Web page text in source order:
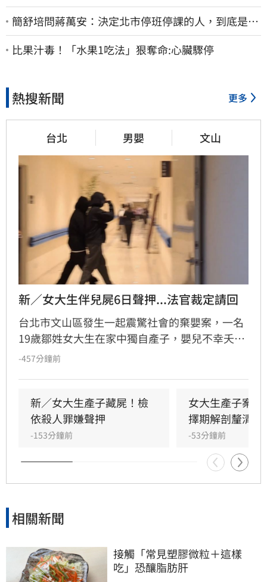
簡舒培問蔣萬安：決定北市停班停課的人，到底是台
北市長，還是氣象署？
比果汁毒！「水果1吃法」狠奪命:心臟驟停
熱搜新聞 更多
台北 男嬰 文山
新／女大生伴兒屍6日聲押...法官裁定請回
台北市文山區發生一起震驚社會的棄嬰案，一名
19歲鄒姓女大生在家中獨自產子，嬰兒不幸夭折
後，她竟將遺體藏於房內數日，直至飄散異味才
女雖涉犯殺人罪嫌重大，且有湮滅證據之虞遭檢
方聲請羈押，但台北地方法院審理後，認定其無
逃亡之虞，裁定無保請回。此案揭露了年輕女性
隱匿懷孕的社會隱憂，全案目前正由檢警深入調
查中，釐清嬰兒死亡真相與鄒女當時的犯罪動
機，後續司法進度備受各界高度關注。
-457分鐘前
新／女大生產子藏屍！檢
依殺人罪嫌聲押
-153分鐘前
女大生產子案
擇期解剖釐清死
-53分鐘前
相關新聞
接觸「常見塑膠微粒＋這樣
吃」恐釀脂肪肝